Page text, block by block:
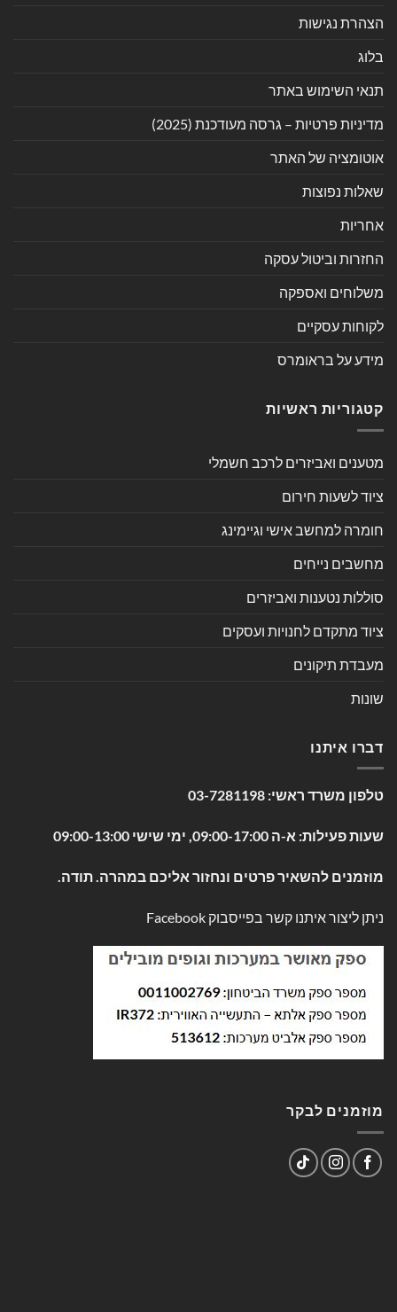
הצהרת נגישות
בלוג
תנאי השימוש באתר
מדיניות פרטיות – גרסה מעודכנת (2025)
אוטומציה של האתר
שאלות נפוצות
אחריות
החזרות וביטול עסקה
משלוחים ואספקה
לקוחות עסקיים
מידע על בראומרס
קטגוריות ראשיות
מטענים ואביזרים לרכב חשמלי
ציוד לשעות חירום
חומרה למחשב אישי וגיימינג
מחשבים נייחים
סוללות נטענות ואביזרים
ציוד מתקדם לחנויות ועסקים
מעבדת תיקונים
שונות
דברו איתנו
טלפון משרד ראשי: 03-7281198
שעות פעילות: א-ה 09:00-17:00, ימי שישי 09:00-13:00
מוזמנים להשאיר פרטים ונחזור אליכם במהרה. תודה.
ניתן ליצור איתנו קשר בפייסבוק Facebook
מוזמנים לבקר